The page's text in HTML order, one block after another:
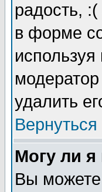
радость,
в форме
удалить
Могу ли я
Вы можете